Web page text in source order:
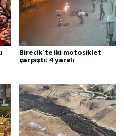
Birecik’te iki motosiklet
çarpıştı: 4 yaralı